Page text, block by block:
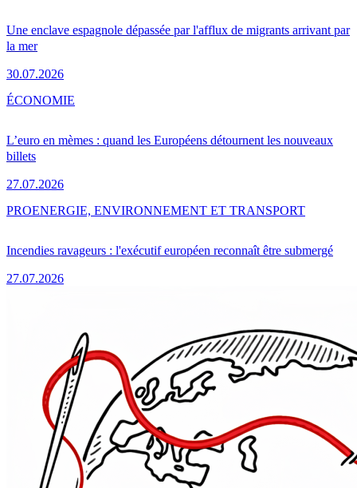
Une enclave espagnole dépassée par l'afflux de migrants arrivant par
la mer
30.07.2026
L’euro en mèmes : quand les Européens détournent les nouveaux
billets
27.07.2026
ÉCONOMIE
Incendies ravageurs : l'exécutif européen reconnaît être submergé
27.07.2026
PROENERGIE, ENVIRONNEMENT ET TRANSPORT